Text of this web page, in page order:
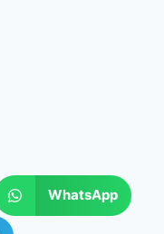
WhatsApp